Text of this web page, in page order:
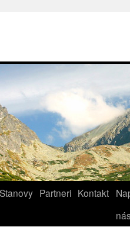
Stanovy Partneri Kontakt